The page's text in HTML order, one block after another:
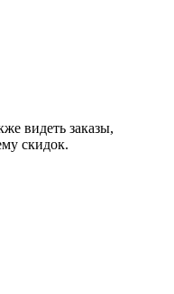
видеть заказы,
скидок.